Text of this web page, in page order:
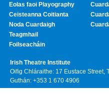
Eolas faoi Playography
Ceisteanna Coitianta
Noda Cuardaigh
Teagmhail
Foilseacháin
Irish Theatre Institute
Oifig Chláraithe: 17 Eustace Street,
Guthán: +353 1 670 4906